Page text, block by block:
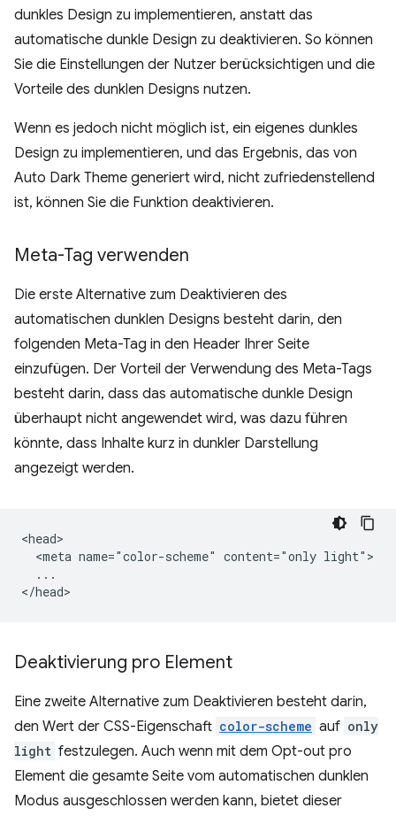
dunkles Design zu implementieren, anstatt das
automatische dunkle Design zu deaktivieren. So können
Sie die Einstellungen der Nutzer berücksichtigen und die
Vorteile des dunklen Designs nutzen.
Wenn es jedoch nicht möglich ist, ein eigenes dunkles
Design zu implementieren, und das Ergebnis, das von
Auto Dark Theme generiert wird, nicht zufriedenstellend
ist, können Sie die Funktion deaktivieren.
Meta-Tag verwenden
Die erste Alternative zum Deaktivieren des
automatischen dunklen Designs besteht darin, den
folgenden Meta-Tag in den Header Ihrer Seite
einzufügen. Der Vorteil der Verwendung des Meta-Tags
besteht darin, dass das automatische dunkle Design
überhaupt nicht angewendet wird, was dazu führen
könnte, dass Inhalte kurz in dunkler Darstellung
angezeigt werden.
<head>
  <meta name="color-scheme" content="only light">
  ...
Deaktivierung pro Element
Eine zweite Alternative zum Deaktivieren besteht darin,
den Wert der CSS-Eigenschaft color-scheme auf only
light festzulegen. Auch wenn mit dem Opt-out pro
Element die gesamte Seite vom automatischen dunklen
Modus ausgeschlossen werden kann, bietet dieser